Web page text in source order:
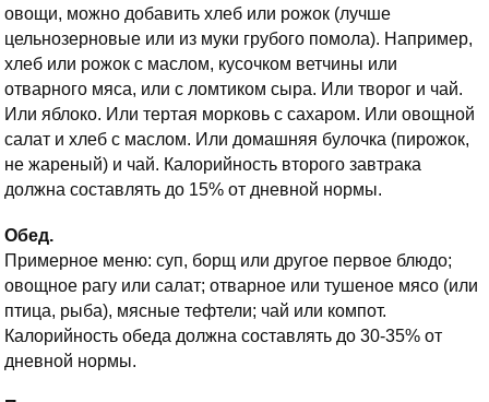
овощи, можно добавить хлеб или рожок (лучше
цельнозерновые или из муки грубого помола). Например,
хлеб или рожок с маслом, кусочком ветчины или
отварного мяса, или с ломтиком сыра. Или творог и чай.
Или яблоко. Или тертая морковь с сахаром. Или овощной
салат и хлеб с маслом. Или домашняя булочка (пирожок,
не жареный) и чай. Калорийность второго завтрака
должна составлять до 15% от дневной нормы.
Обед.
Примерное меню: суп, борщ или другое первое блюдо;
овощное рагу или салат; отварное или тушеное мясо (или
птица, рыба), мясные тефтели; чай или компот.
Калорийность обеда должна составлять до 30-35% от
дневной нормы.